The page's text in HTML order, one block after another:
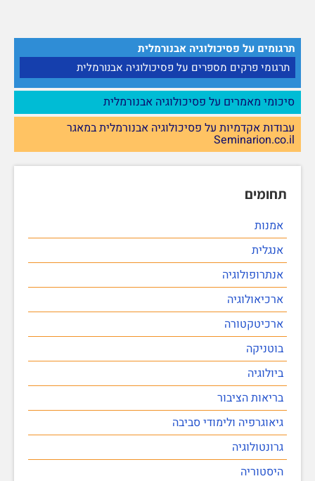
תרגומים על פסיכולוגיה אבנורמלית
תרגומי פרקים מספרים על פסיכולוגיה אבנורמלית
סיכומי מאמרים על פסיכולוגיה אבנורמלית
עבודות אקדמיות על פסיכולוגיה אבנורמלית במאגר
Seminarion.co.il
תחומים
אמנות
אנגלית
אנתרופולוגיה
ארכיאולוגיה
ארכיטקטורה
בוטניקה
ביולוגיה
בריאות הציבור
גיאוגרפיה ולימודי סביבה
גרונטולוגיה
היסטוריה